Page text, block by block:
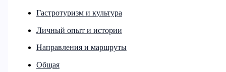
Гастротуризм и культура
Личный опыт и истории
Направления и маршруты
Общая